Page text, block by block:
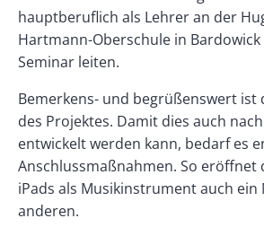
hauptberuflich als Lehrer an der
Hartmann-Oberschule in
Seminar leiten.
Bemerkens- und begrüßenswert
des Projektes. Damit dies auch
entwickelt werden kann, bedarf es
Anschlussmaßnahmen. So eröffnet
iPads als Musikinstrument auch
anderen.